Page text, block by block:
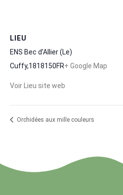
LIEU
ENS Bec d’Allier (Le)
Cuffy,1818150FR+ Google Map
Voir Lieu site web
Orchidées aux mille couleurs